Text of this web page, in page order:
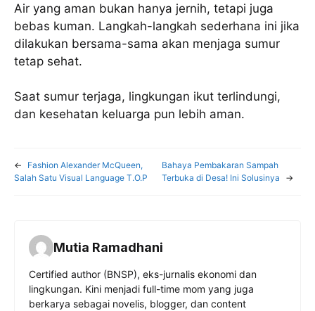
Air yang aman bukan hanya jernih, tetapi juga
bebas kuman. Langkah-langkah sederhana ini jika
dilakukan bersama-sama akan menjaga sumur
tetap sehat.
Saat sumur terjaga, lingkungan ikut terlindungi,
dan kesehatan keluarga pun lebih aman.
←
Fashion Alexander McQueen,
Salah Satu Visual Language T.O.P
Bahaya Pembakaran Sampah
Terbuka di Desa! Ini Solusinya
→
Mutia Ramadhani
Certified author (BNSP), eks-jurnalis ekonomi dan
lingkungan. Kini menjadi full-time mom yang juga
berkarya sebagai novelis, blogger, dan content